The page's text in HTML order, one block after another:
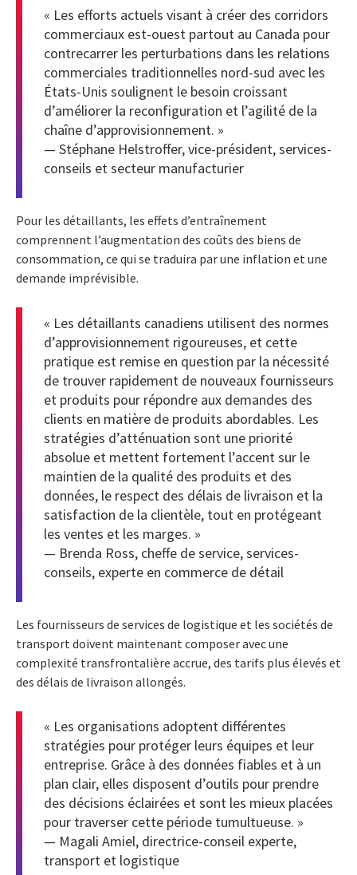
« Les efforts actuels visant à créer des corridors
commerciaux est-ouest partout au Canada pour
contrecarrer les perturbations dans les relations
commerciales traditionnelles nord-sud avec les
États-Unis soulignent le besoin croissant
d’améliorer la reconfiguration et l’agilité de la
chaîne d’approvisionnement. »
— Stéphane Helstroffer, vice-président, services-
conseils et secteur manufacturier
Pour les détaillants, les effets d’entraînement
comprennent l’augmentation des coûts des biens de
consommation, ce qui se traduira par une inflation et une
demande imprévisible.
« Les détaillants canadiens utilisent des normes
d’approvisionnement rigoureuses, et cette
pratique est remise en question par la nécessité
de trouver rapidement de nouveaux fournisseurs
et produits pour répondre aux demandes des
clients en matière de produits abordables. Les
stratégies d’atténuation sont une priorité
absolue et mettent fortement l’accent sur le
maintien de la qualité des produits et des
données, le respect des délais de livraison et la
satisfaction de la clientèle, tout en protégeant
les ventes et les marges. »
— Brenda Ross, cheffe de service, services-
conseils, experte en commerce de détail
Les fournisseurs de services de logistique et les sociétés de
transport doivent maintenant composer avec une
complexité transfrontalière accrue, des tarifs plus élevés et
des délais de livraison allongés.
« Les organisations adoptent différentes
stratégies pour protéger leurs équipes et leur
entreprise. Grâce à des données fiables et à un
plan clair, elles disposent d’outils pour prendre
des décisions éclairées et sont les mieux placées
pour traverser cette période tumultueuse. »
— Magali Amiel, directrice-conseil experte,
transport et logistique